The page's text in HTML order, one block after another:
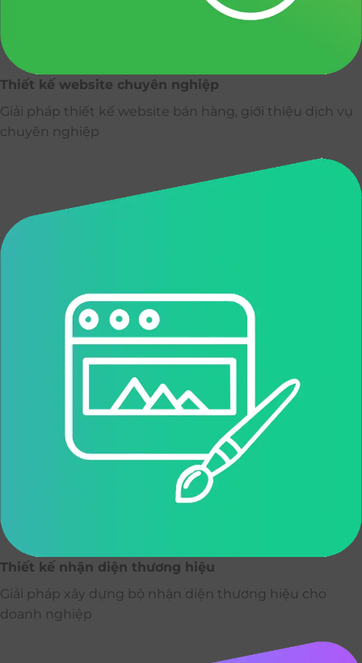
Thiết kế website chuyên nghiệp
Giải pháp thiết kế website bán hàng, giới thiệu dịch vụ
chuyên nghiệp
Thiết kế nhận diện thương hiệu
Giải pháp xây dựng bộ nhận diện thương hiệu cho
doanh nghiệp